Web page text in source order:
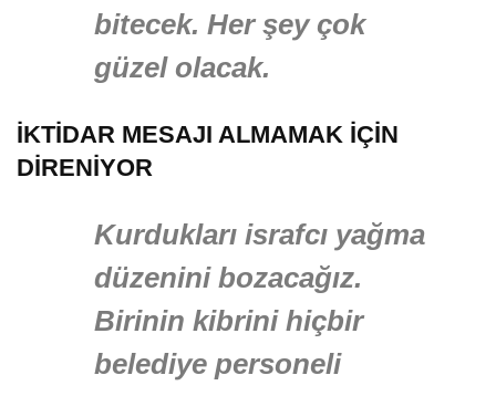
bitecek. Her şey çok
güzel olacak.
İKTİDAR MESAJI ALMAMAK İÇİN
DİRENİYOR
Kurdukları israfcı yağma
düzenini bozacağız.
Birinin kibrini hiçbir
belediye personeli